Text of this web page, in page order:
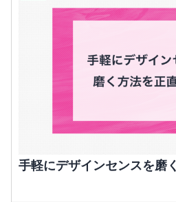
手軽にデザインセンスを磨